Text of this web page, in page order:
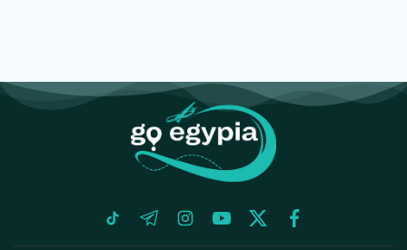
facebook
twitter
youtube
instagram
telegram
tiktok